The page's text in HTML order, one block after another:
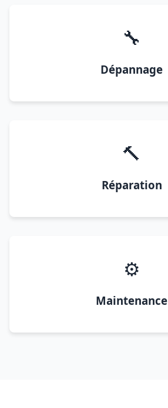
🔧
Dépannage
🔨
Réparation
⚙️
Maintenance